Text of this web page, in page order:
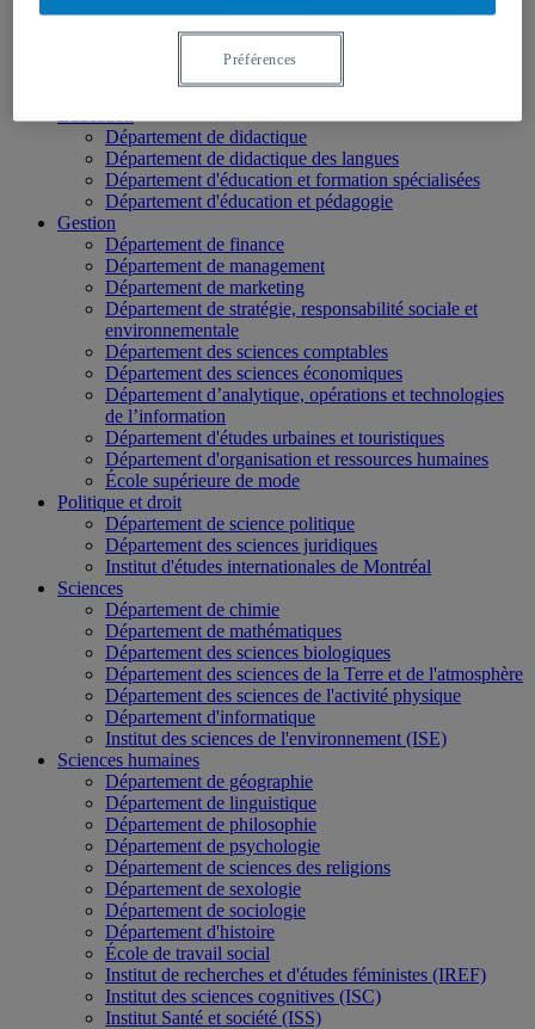
Département de communication sociale et publique
École des médias
Département de didactique
Département de didactique des langues
Département d'éducation et formation spécialisées
Département d'éducation et pédagogie
Gestion
Département de finance
Département de management
Département de marketing
Département de stratégie, responsabilité sociale et
environnementale
Département des sciences comptables
Département des sciences économiques
Département d’analytique, opérations et technologies
de l’information
Département d'études urbaines et touristiques
Département d'organisation et ressources humaines
École supérieure de mode
Politique et droit
Département de science politique
Département des sciences juridiques
Institut d'études internationales de Montréal
Sciences
Département de chimie
Département de mathématiques
Département des sciences biologiques
Département des sciences de la Terre et de l'atmosphère
Département des sciences de l'activité physique
Département d'informatique
Institut des sciences de l'environnement (ISE)
Sciences humaines
Département de géographie
Département de linguistique
Département de philosophie
Département de psychologie
Département de sciences des religions
Département de sexologie
Département de sociologie
Département d'histoire
École de travail social
Institut de recherches et d'études féministes (IREF)
Institut des sciences cognitives (ISC)
Institut Santé et société (ISS)
Préférences